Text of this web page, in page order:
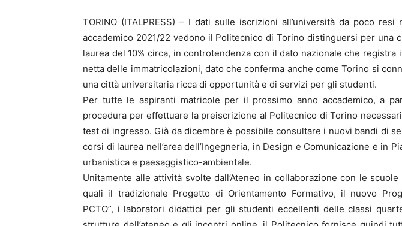
TORINO (ITALPRESS) – I dati sulle iscrizioni all’università da poco resi
accademico 2021/22 vedono il Politecnico di Torino distinguersi per una
laurea del 10% circa, in controtendenza con il dato nazionale che registra
netta delle immatricolazioni, dato che conferma anche come Torino si
una città universitaria ricca di opportunità e di servizi per gli studenti.
Per tutte le aspiranti matricole per il prossimo anno accademico, a
procedura per effettuare la preiscrizione al Politecnico di Torino
test di ingresso. Già da dicembre è possibile consultare i nuovi bandi di
corsi di laurea nell’area dell’Ingegneria, in Design e Comunicazione e in
urbanistica e paesaggistico-ambientale.
Unitamente alle attività svolte dall’Ateneo in collaborazione con le
quali il tradizionale Progetto di Orientamento Formativo, il nuovo
PCTO”, i laboratori didattici per gli studenti eccellenti delle classi